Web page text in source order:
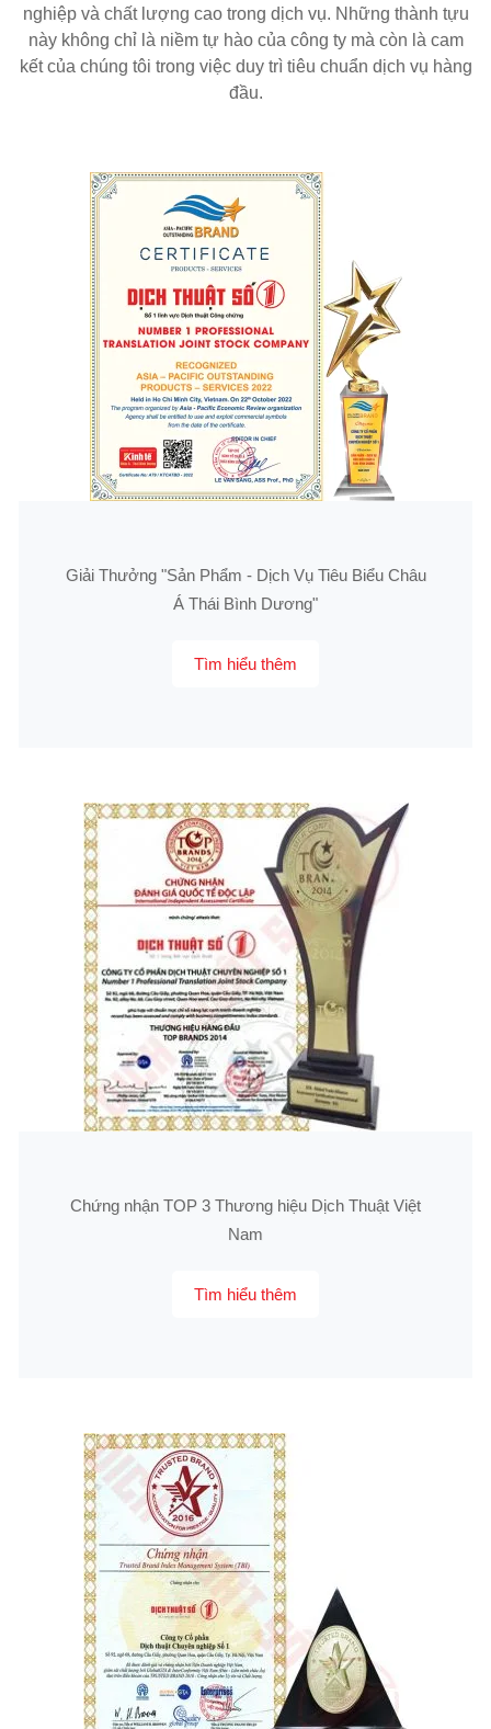
nghiệp và chất lượng cao trong dịch vụ. Những thành tựu
này không chỉ là niềm tự hào của công ty mà còn là cam
kết của chúng tôi trong việc duy trì tiêu chuẩn dịch vụ hàng
đầu.
Giải Thưởng "Sản Phẩm - Dịch Vụ Tiêu Biểu Châu
Á Thái Bình Dương"
Tìm hiểu thêm
Chứng nhận TOP 3 Thương hiệu Dịch Thuật Việt
Nam
Tìm hiểu thêm